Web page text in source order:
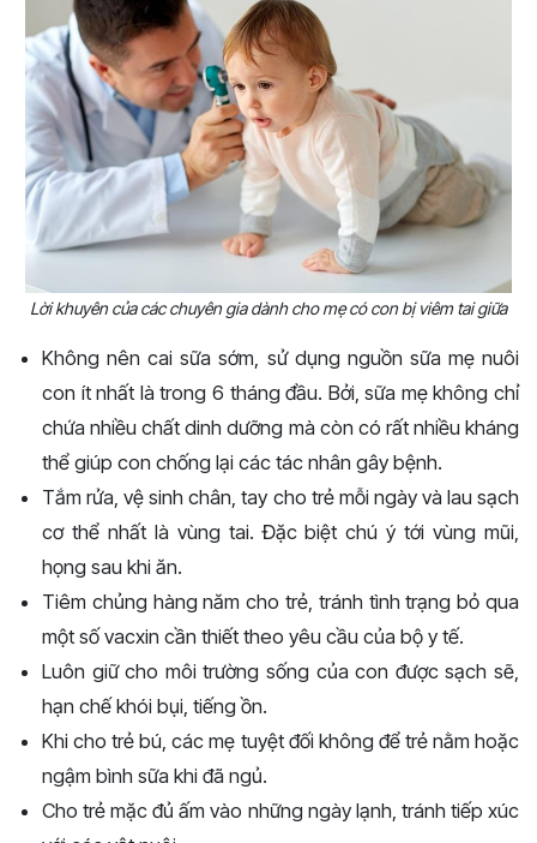
Lời khuyên của các chuyên gia dành cho mẹ có con bị viêm tai giữa
Không nên cai sữa sớm, sử dụng nguồn sữa mẹ nuôi
con ít nhất là trong 6 tháng đầu. Bởi, sữa mẹ không chỉ
chứa nhiều chất dinh dưỡng mà còn có rất nhiều kháng
thể giúp con chống lại các tác nhân gây bệnh.
Tắm rửa, vệ sinh chân, tay cho trẻ mỗi ngày và lau sạch
cơ thể nhất là vùng tai. Đặc biệt chú ý tới vùng mũi,
họng sau khi ăn.
Tiêm chủng hàng năm cho trẻ, tránh tình trạng bỏ qua
một số vacxin cần thiết theo yêu cầu của bộ y tế.
Luôn giữ cho môi trường sống của con được sạch sẽ,
hạn chế khói bụi, tiếng ồn.
Khi cho trẻ bú, các mẹ tuyệt đối không để trẻ nằm hoặc
ngậm bình sữa khi đã ngủ.
Cho trẻ mặc đủ ấm vào những ngày lạnh, tránh tiếp xúc